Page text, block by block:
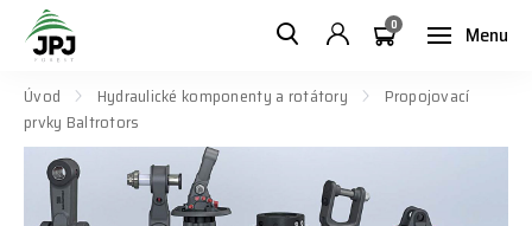
Menu
0
Úvod Hydraulické komponenty a rotátory
Propojovací
prvky Baltrotors